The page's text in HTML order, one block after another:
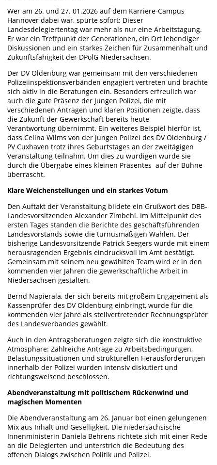
Wer am 26. und 27. 01.2026 auf dem Karriere-Campus
Hannover dabei war, spürte sofort: Dieser
Landesdelegiertentag war mehr als nur eine Arbeitstagung.
Er war ein Treffpunkt der Generationen, ein Ort lebendiger
Diskussionen und ein starkes Zeichen für Zusammenhalt und
Zukunftsfähigkeit der DPolG Niedersachsen.
Der DV Oldenburg war gemeinsam mit den verschiedenen
Polizeiinspektionsverbänden engagiert vertreten und brachte
sich aktiv in die Beratungen ein. Besonders erfreulich war
auch die gute Präsenz der Jungen Polizei, die mit
verschiedenen Anträgen und klaren Positionen zeigte, dass
die Zukunft der Gewerkschaft bereits heute
Verantwortung übernimmt. Ein weiteres Beispiel hierfür ist,
dass Celina Wilms von der jungen Polizei des DV Oldenburg /
PV Cuxhaven trotz ihres Geburtstages an der zweitägigen
Veranstaltung teilnahm. Um dies zu würdigen wurde sie
durch die Übergabe eines kleinen Präsentes auf der Bühne
überrascht.
Klare Weichenstellungen und ein starkes Votum
Den Auftakt der Veranstaltung bildete ein Grußwort des DBB-
Landesvorsitzenden Alexander Zimbehl. Im Mittelpunkt des
ersten Tages standen die Berichte des geschäftsführenden
Landesvorstands sowie die turnusmäßigen Wahlen. Der
bisherige Landesvorsitzende Patrick Seegers wurde mit einem
herausragenden Ergebnis eindrucksvoll im Amt bestätigt.
Gemeinsam mit seinem neu gewählten Team wird er in den
kommenden vier Jahren die gewerkschaftliche Arbeit in
Niedersachsen gestalten.
Bernd Napierala, der sich bereits mit großem Engagement als
Kassenprüfer des DV Oldenburg einbringt, wurde für die
kommenden vier Jahre als stellvertretender Rechnungsprüfer
des Landesverbandes gewählt.
Auch in den Antragsberatungen zeigte sich die konstruktive
Atmosphäre: Zahlreiche Anträge zu Arbeitsbedingungen,
Belastungssituationen und strukturellen Herausforderungen
innerhalb der Polizei wurden intensiv diskutiert und
richtungsweisend beschlossen.
Abendveranstaltung mit politischem Rückenwind und
magischen Momenten
Die Abendveranstaltung am 26. Januar bot einen gelungenen
Mix aus Inhalt und Geselligkeit. Die niedersächsische
Innenministerin Daniela Behrens richtete sich mit einer Rede
an die Delegierten und unterstrich die Bedeutung des
offenen Dialogs zwischen Politik und Polizei.